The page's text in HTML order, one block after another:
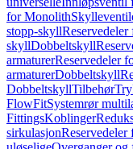
for Monolith
stopp-skyll
skyllDobbeltskyll
armaturerReservedeler
armaturerDobbeltskyll
DobbeltskyllTilbehør
FlowFitSystemrør
FittingsKoblinger
sirkulasjon